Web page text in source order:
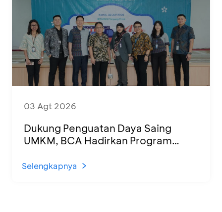
03 Agt 2026
Dukung Penguatan Daya Saing
UMKM, BCA Hadirkan Program
di KCU Tanjung Priok
Selengkapnya